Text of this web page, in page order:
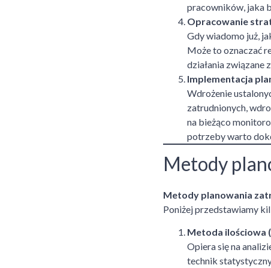
pracowników, jaka
Opracowanie
Gdy wiadomo już,
Może to oznaczać
działania związane
Implementacja
Wdrożenie
zatrudnionych,
na bieżąco
potrzeby warto
Metody
Metody planowania
Poniżej przedstawiamy
Metoda ilościowa
Opiera się na
technik